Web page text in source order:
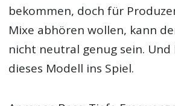
bekommen, doch für
Mixe abhören wollen, kann
nicht neutral genug sein.
dieses Modell ins Spiel.